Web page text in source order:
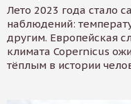
Лето 2023 года стало
наблюдений:
другим. Европейская
климата Copernicus
тёплым в истории